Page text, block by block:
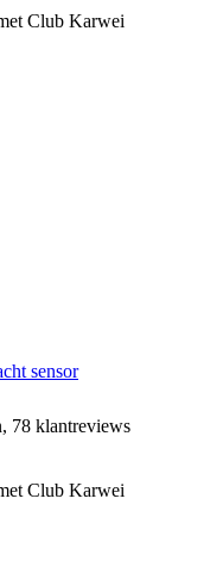
Club Karwei
sensor
78 klantreviews
Club Karwei